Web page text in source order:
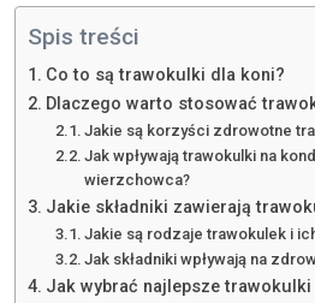
Spis treści
Co to są trawokulki dla koni?
Dlaczego warto stosować
Jakie są korzyści zdrowotne
Jak wpływają trawokulki na
wierzchowca?
Jakie składniki zawierają
Jakie są rodzaje trawokulek i
Jak składniki wpływają na
Jak wybrać najlepsze